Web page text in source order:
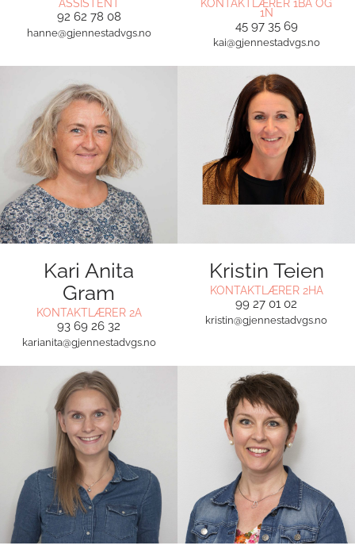
ASSISTENT
92 62 78 08
hanne@gjennestadvgs.no
KONTAKTLÆRER 1BA OG
1N
45 97 35 69
kai@gjennestadvgs.no
Kari Anita
Gram
KONTAKTLÆRER 2A
93 69 26 32
karianita@gjennestadvgs.no
Kristin Teien
KONTAKTLÆRER 2HA
99 27 01 02
kristin@gjennestadvgs.no